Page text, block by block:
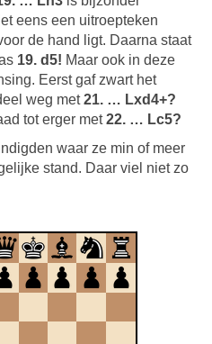
eens een uitroepteken
de hand ligt. Daarna staat
19. d5! Maar ook in deze
Eerst gaf zwart het
weg met21. … Lxd4+?
tot erger met22. … Lc5?
waar ze min of meer
stand. Daar viel niet zo